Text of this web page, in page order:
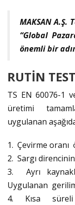
MAKSAN
“Global
önemli bir
RUTİN
TS EN 60076-1
üretimi
uygulanan
1. Çevirme oranı
2. Sargı
3. Ayrı
Uygulanan
4. Kısa süreli